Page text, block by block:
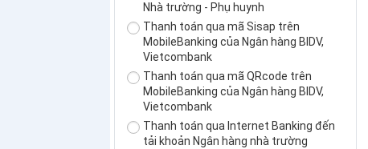
Nhà trường - Phụ huynh
Thanh toán qua mã Sisap trên
MobileBanking của Ngân hàng BIDV,
Vietcombank
Thanh toán qua mã QRcode trên
MobileBanking của Ngân hàng BIDV,
Vietcombank
Thanh toán qua Internet Banking đến
tải khoản Ngân hàng nhà trường